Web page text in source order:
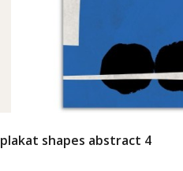
plakat shapes abstract 4